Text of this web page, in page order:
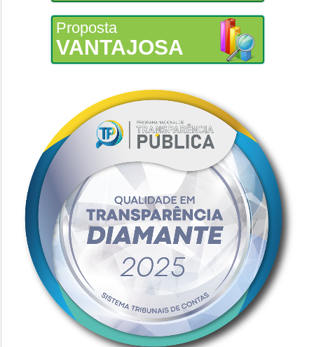
Proposta
VANTAJOSA